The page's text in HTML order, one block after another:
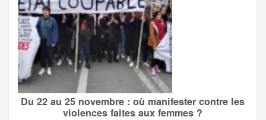
Du 22 au 25 novembre : où manifester contre les
violences faites aux femmes ?